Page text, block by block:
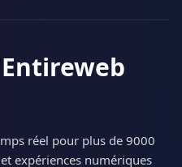
réel pour plus de 9000
expériences numériques